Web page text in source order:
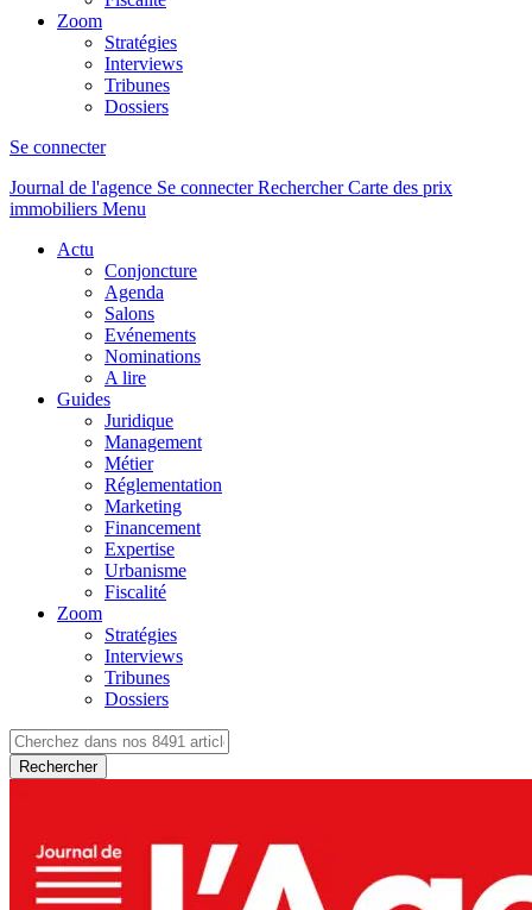
Zoom
Stratégies
Interviews
Tribunes
Dossiers
Se connecter
Journal de l'agence Se connecterRechercher Carte des prix
immobiliers Menu
Actu
Conjoncture
Agenda
Salons
Evénements
Nominations
A lire
Guides
Juridique
Management
Métier
Réglementation
Marketing
Financement
Expertise
Urbanisme
Fiscalité
Zoom
Stratégies
Interviews
Tribunes
Dossiers
Rechercher